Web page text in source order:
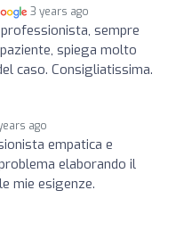
3 years ago
sempre
spiega molto
caso. Consigliatissima.
ago
empatica e
elaborando il
mie esigenze.